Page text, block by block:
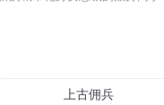
上古佣兵